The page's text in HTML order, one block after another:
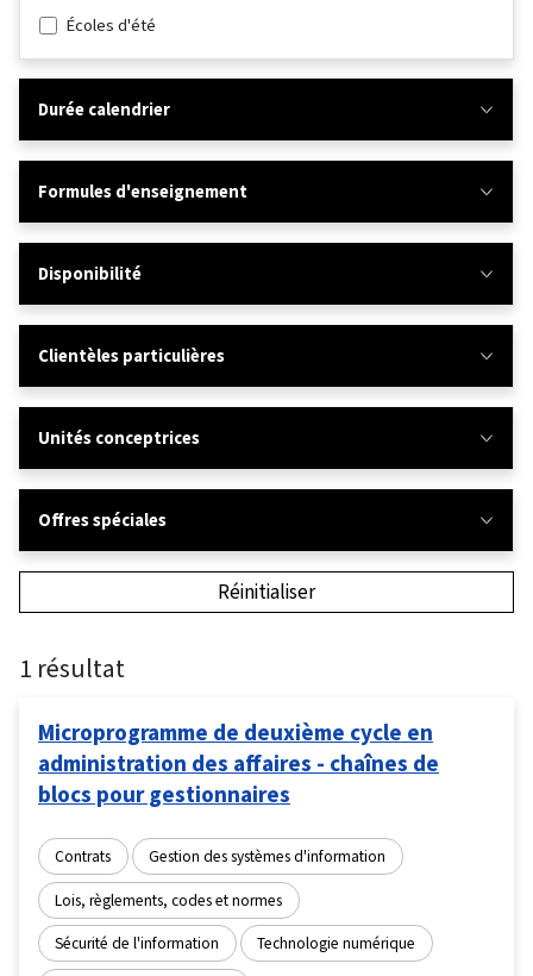
Écoles d'été
Durée calendrier
Formules d'enseignement
Disponibilité
Clientèles particulières
Unités conceptrices
Offres spéciales
Réinitialiser
1 résultat
Microprogramme de deuxième cycle en
administration des affaires - chaînes de
blocs pour gestionnaires
Contrats Gestion des systèmes d'information
Lois, règlements, codes et normes
Sécurité de l'information Technologie numérique